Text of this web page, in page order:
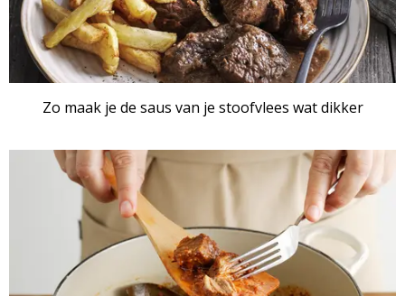
Zo maak je de saus van je stoofvlees wat dikker
ARTIKEL